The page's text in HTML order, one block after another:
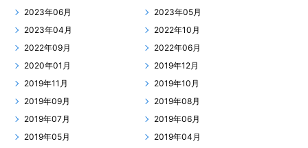
2023年06月
2023年05月
2023年04月
2022年10月
2022年09月
2022年06月
2020年01月
2019年12月
2019年11月
2019年10月
2019年09月
2019年08月
2019年07月
2019年06月
2019年05月
2019年04月